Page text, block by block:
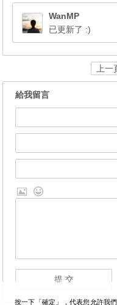
WanMP
已更新了 :)
上一
給我留言
按一下「確定」，代表您允許我